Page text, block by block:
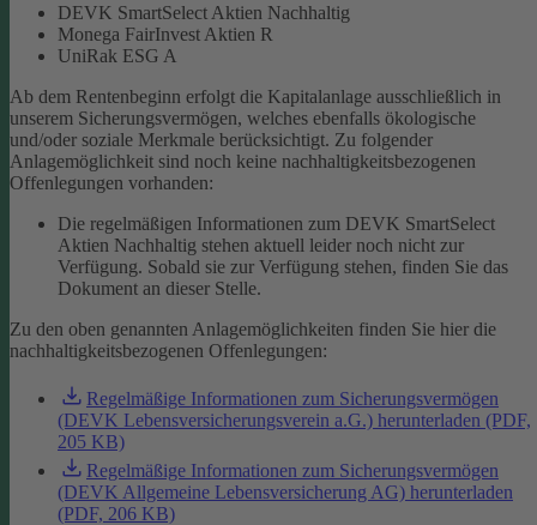
DEVK SmartSelect Aktien Nachhaltig
Monega FairInvest Aktien R
UniRak ESG A
Ab dem Rentenbeginn erfolgt die Kapitalanlage ausschließlich in
unserem Sicherungsvermögen, welches ebenfalls ökologische
und/oder soziale Merkmale berücksichtigt. Zu folgender
Anlagemöglichkeit sind noch keine nachhaltigkeitsbezogenen
Offenlegungen vorhanden:
Die regelmäßigen Informationen zum DEVK SmartSelect
Aktien Nachhaltig stehen aktuell leider noch nicht zur
Verfügung. Sobald sie zur Verfügung stehen, finden Sie das
Dokument an dieser Stelle.
Zu den oben genannten Anlagemöglichkeiten finden Sie hier die
nachhaltigkeitsbezogenen Offenlegungen:
Regelmäßige Informationen zum Sicherungsvermögen
(DEVK Lebensversicherungsverein a.G.) herunterladen (PDF,
205 KB)
Regelmäßige Informationen zum Sicherungsvermögen
(DEVK Allgemeine Lebensversicherung AG) herunterladen
(PDF, 206 KB)